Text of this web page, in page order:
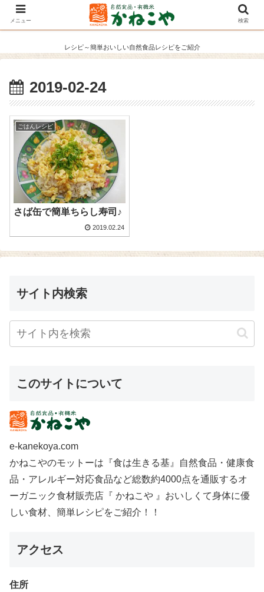
レシピ～簡単おいしい自然食品レシピをご紹介
2019-02-24
ごはんレシピ
さば缶で簡単ちらし寿司♪
2019.02.24
サイト内検索
このサイトについて
e-kanekoya.com
かねこやのモットーは『食は生きる基』自然食品・健康食
品・アレルギー対応食品など総数約4000点を通販するオ
ーガニック食材販売店『 かねこや 』おいしくて身体に優
しい食材、簡単レシピをご紹介！！
アクセス
住所
メニュー 検索